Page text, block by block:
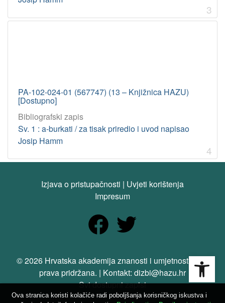
3
PA-102-024-01 (567747) (13 – Knjižnica HAZU)
[Dostupno]
Bibliografski zapis
Sv. 1 : a-burkati / za tisak priredio i uvod napisao
Josip Hamm
4
Izjava o pristupačnosti | Uvjeti korištenja
Impresum
© 2026 Hrvatska akademija znanosti i umjetnosti. Sva
prava pridržana. | Kontakt: dizbi@hazu.hr
Svi dostupni zapisi
Ova stranica koristi kolačiće radi poboljšanja korisničkog iskustva i